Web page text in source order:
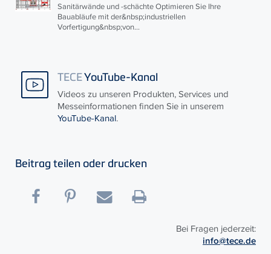
Sanitärwände und -schächte Optimieren Sie Ihre
Bauabläufe mit der&nbsp;industriellen
Vorfertigung&nbsp;von...
TECEYouTube-Kanal
Videos zu unseren Produkten, Services und
Messeinformationen finden Sie in unserem
YouTube-Kanal.
Beitrag teilen oder drucken
Bei Fragen jederzeit:
info@tece.de